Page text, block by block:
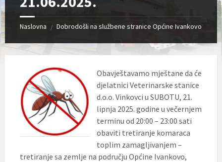
Naslovna / Dobrodošli na službene stranice Općine Ivankovo
Obavještavamo mještane da će
djelatnici Veterinarske stanice
d.o.o. Vinkovci u SUBOTU, 21.
lipnja 2025. godine u večernjem
terminu od 20:00 – 23:00 sati
obaviti tretiranje komaraca
toplim zamagljivanjem –
tretiranje sa zemlje na području Općine Ivankovo,